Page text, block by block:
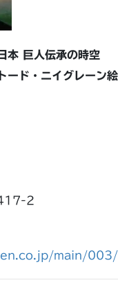
本 巨人伝承の時空
ード・ニイグレーン
2
main/